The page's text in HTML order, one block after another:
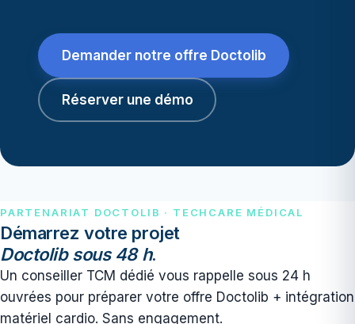
Demander notre offre Doctolib
Réserver une démo
PARTENARIAT DOCTOLIB · TECHCARE MÉDICAL
Démarrez votre projet
Doctolib sous 48 h.
Un conseiller TCM dédié vous rappelle sous 24 h
ouvrées pour préparer votre offre Doctolib + intégration
matériel cardio. Sans engagement.